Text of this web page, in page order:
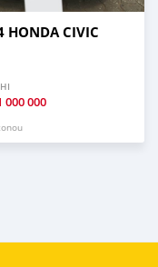
HONDA CIVIC
000 000